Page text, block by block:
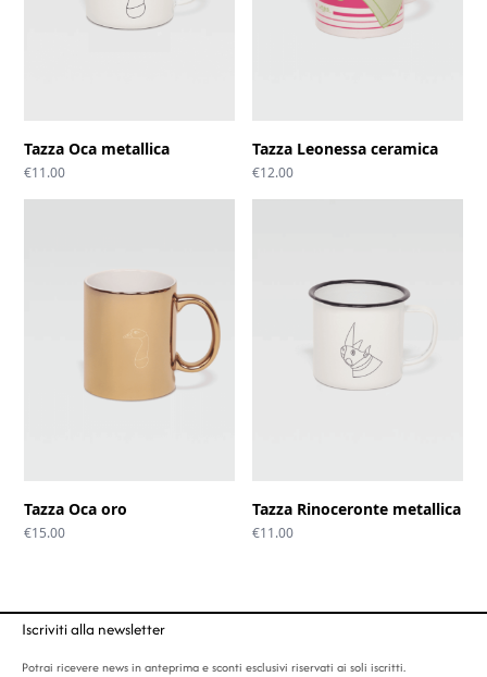
Tazza Oca metallica
€11.00
Tazza Leonessa ceramica
€12.00
Tazza Oca oro
€15.00
Tazza Rinoceronte metallica
€11.00
Iscriviti alla newsletter
Potrai ricevere news in anteprima e sconti esclusivi riservati ai soli iscritti.